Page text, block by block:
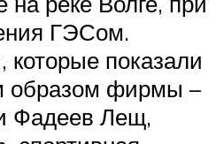
ГЭСом.
показали
образом фирмы –
Фадеев Лещ,